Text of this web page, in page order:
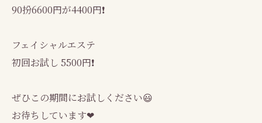
90扮6600円が4400円❗
フェイシャルエステ
初回お試し 5500円❗
ぜひこの期間にお試しください😃
お待ちしています❤